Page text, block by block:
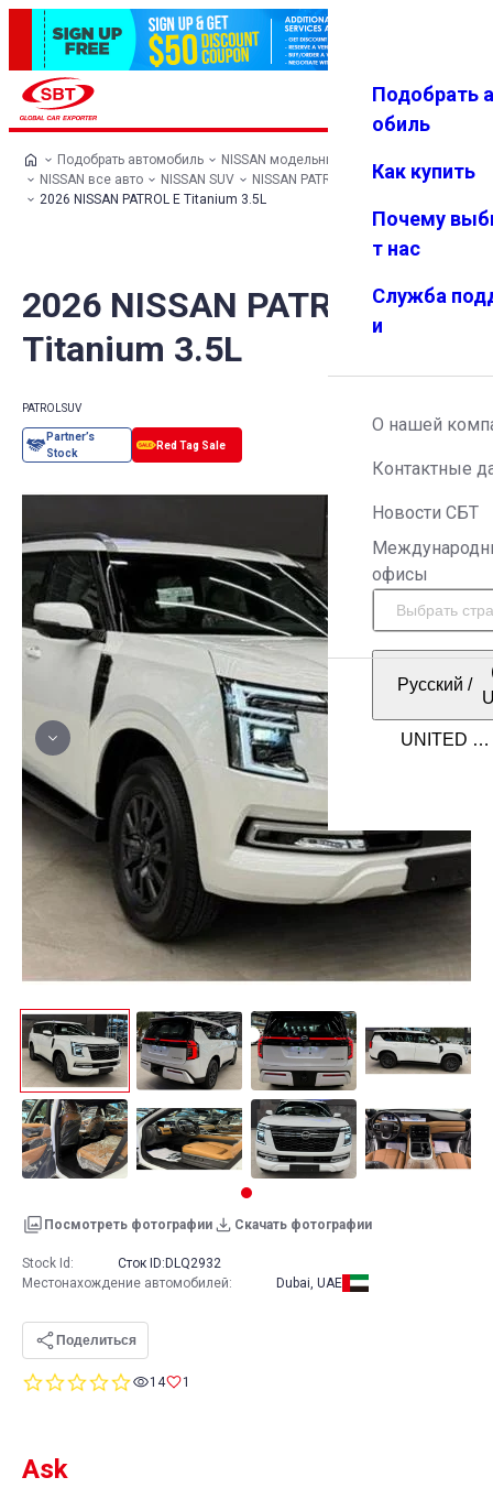
Избранн
Меню
Подобрать
обиль
Как купить
Почему
т нас
Служба
и
О нашей
Контактные
Новости СБТ
офисы
Русский /
Подобрать автомобиль
NISSAN модельный ряд
NISSAN все авто
NISSAN SUV
NISSAN PATROL
2026 NISSAN PATROL E Titanium 3.5L
2026 NISSAN PATROL E
Titanium 3.5L
PATROL SUV
Посмотреть фотографии Скачать фотографии
0.014 1
Ask
Stock Id: Сток ID: DLQ2932
Местонахождение автомобилей: Dubai, UAE
Поделиться